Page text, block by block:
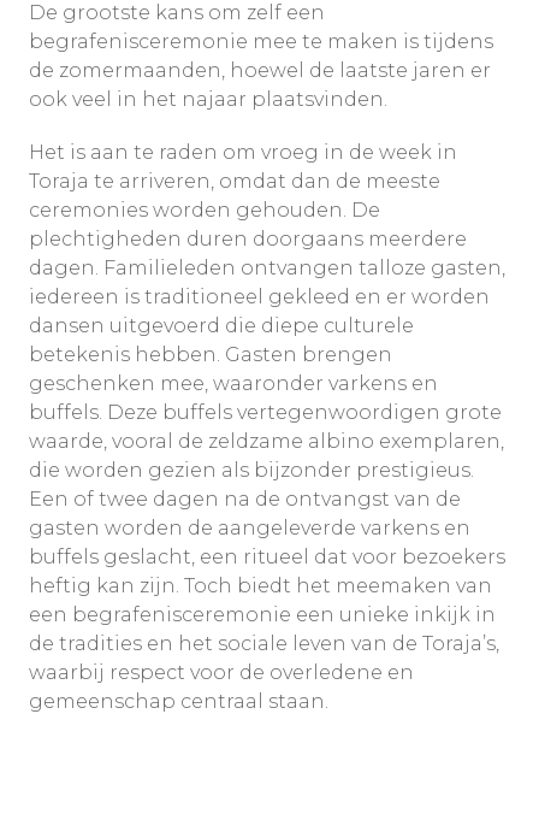
De grootste kans om zelf een
begrafenisceremonie mee te maken is tijdens
de zomermaanden, hoewel de laatste jaren er
ook veel in het najaar plaatsvinden.
Het is aan te raden om vroeg in de week in
Toraja te arriveren, omdat dan de meeste
ceremonies worden gehouden. De
plechtigheden duren doorgaans meerdere
dagen. Familieleden ontvangen talloze gasten,
iedereen is traditioneel gekleed en er worden
dansen uitgevoerd die diepe culturele
betekenis hebben. Gasten brengen
geschenken mee, waaronder varkens en
buffels. Deze buffels vertegenwoordigen grote
waarde, vooral de zeldzame albino exemplaren,
die worden gezien als bijzonder prestigieus.
Een of twee dagen na de ontvangst van de
gasten worden de aangeleverde varkens en
buffels geslacht, een ritueel dat voor bezoekers
heftig kan zijn. Toch biedt het meemaken van
een begrafenisceremonie een unieke inkijk in
de tradities en het sociale leven van de Toraja’s,
waarbij respect voor de overledene en
gemeenschap centraal staan.